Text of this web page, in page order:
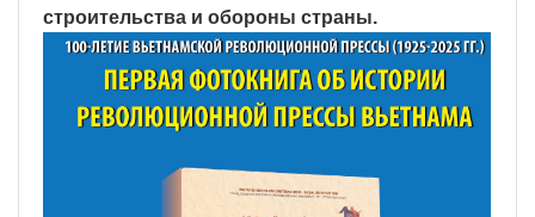
строительства и обороны страны.